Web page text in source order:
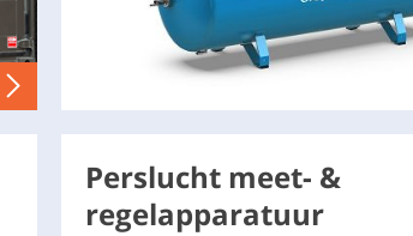
Perslucht meet- &
regelapparatuur